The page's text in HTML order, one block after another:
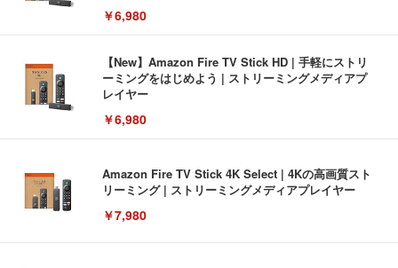
￥6,980
【New】Amazon Fire TV Stick HD | 手軽にストリ
ーミングをはじめよう | ストリーミングメディアプ
レイヤー
￥6,980
Amazon Fire TV Stick 4K Select | 4Kの高画質スト
リーミング | ストリーミングメディアプレイヤー
￥7,980